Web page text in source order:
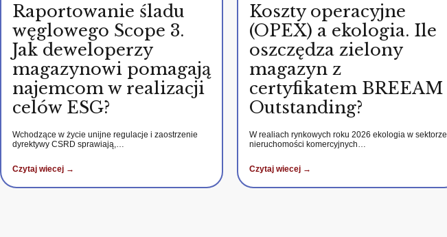
Raportowanie śladu
węglowego Scope 3.
Jak deweloperzy
magazynowi pomagają
najemcom w realizacji
celów ESG?
Wchodzące w życie unijne regulacje i zaostrzenie
dyrektywy CSRD sprawiają,…
Czytaj wiecej →
Koszty operacyjne
(OPEX) a ekologia. Ile
oszczędza zielony
magazyn z
certyfikatem BREEAM
Outstanding?
W realiach rynkowych roku 2026 ekologia w sektorze
nieruchomości komercyjnych…
Czytaj wiecej →